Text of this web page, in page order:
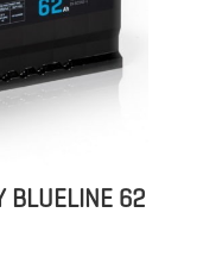
BLUELINE 62